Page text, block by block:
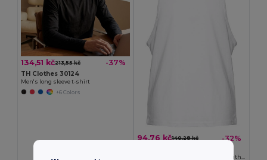
134,51 kč213,55 kč -37%
TH Clothes 30124
Men's long sleeve t-shirt
+6 Colors
94,76 kč140,28 kč -32%
Men's split-sleeve cotton T-shirt with dropped armholes